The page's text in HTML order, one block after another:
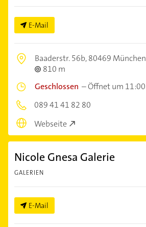
E-Mail
Baaderstr. 56b,80469 München
810 m
Geschlossen –Öffnet um 11:00
089 41 41 82 80
Webseite
Nicole Gnesa Galerie
GALERIEN
E-Mail